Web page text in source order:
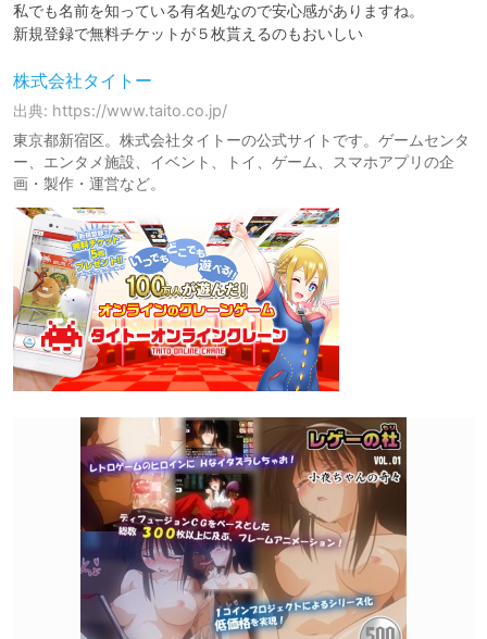
私でも名前を知っている有名処なので安心感がありますね。
新規登録で無料チケットが５枚貰えるのもおいしい
株式会社タイトー
出典: https://www.taito.co.jp/
東京都新宿区。株式会社タイトーの公式サイトです。ゲームセンタ
ー、エンタメ施設、イベント、トイ、ゲーム、スマホアプリの企
画・製作・運営など。